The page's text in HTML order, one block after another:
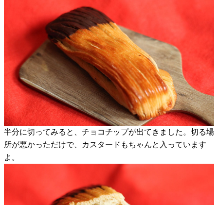
半分に切ってみると、チョコチップが出てきました。切る場
所が悪かっただけで、カスタードもちゃんと入っています
よ。